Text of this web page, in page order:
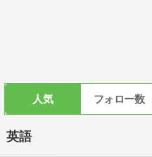
人気 フォロー数
英語